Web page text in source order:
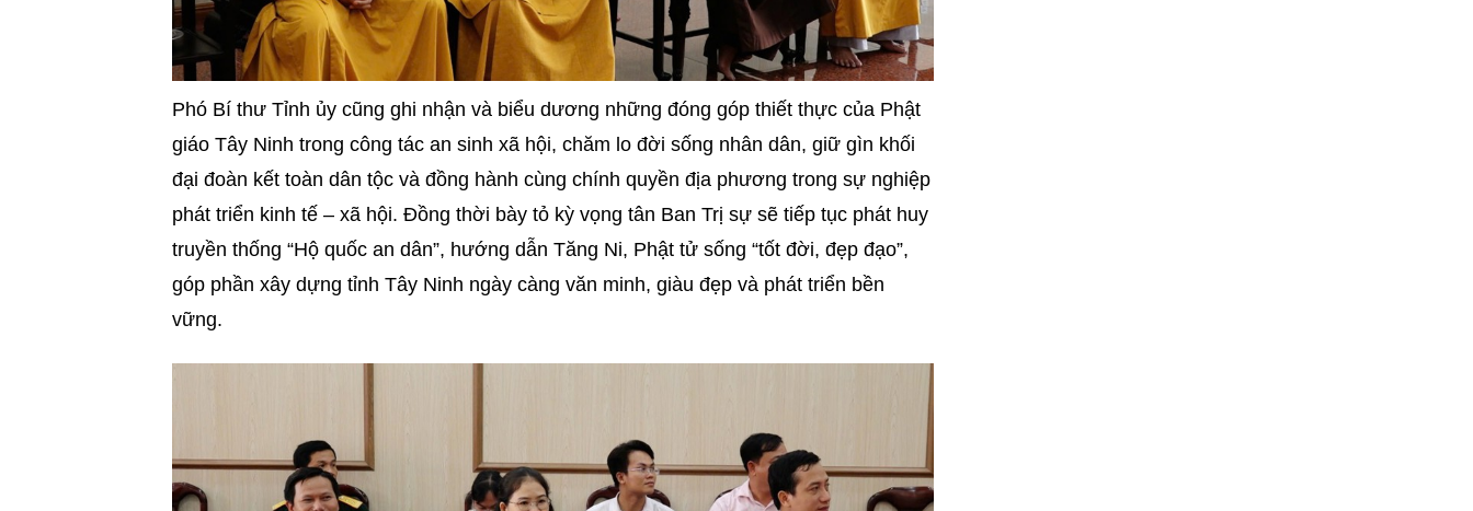
Phó Bí thư Tỉnh ủy cũng ghi nhận và biểu dương những đóng góp thiết thực của Phật
giáo Tây Ninh trong công tác an sinh xã hội, chăm lo đời sống nhân dân, giữ gìn khối
đại đoàn kết toàn dân tộc và đồng hành cùng chính quyền địa phương trong sự nghiệp
phát triển kinh tế – xã hội. Đồng thời bày tỏ kỳ vọng tân Ban Trị sự sẽ tiếp tục phát huy
truyền thống “Hộ quốc an dân”, hướng dẫn Tăng Ni, Phật tử sống “tốt đời, đẹp đạo”,
góp phần xây dựng tỉnh Tây Ninh ngày càng văn minh, giàu đẹp và phát triển bền
vững.